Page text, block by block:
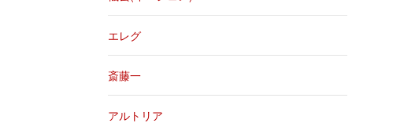
エレグ
斎藤一
アルトリア